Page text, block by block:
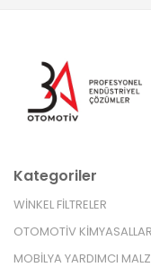
Kategoriler
WİNKEL FİLTRELER
OTOMOTİV
MOBİLYA YARDIMCI